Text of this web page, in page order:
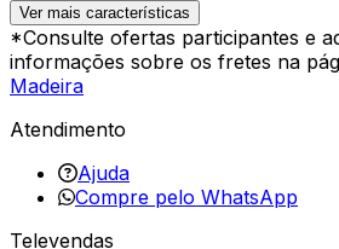
Ver mais características
*Consulte ofertas participantes e
informações sobre os fretes na
Madeira
Atendimento
Ajuda
Compre pelo WhatsApp
Televendas